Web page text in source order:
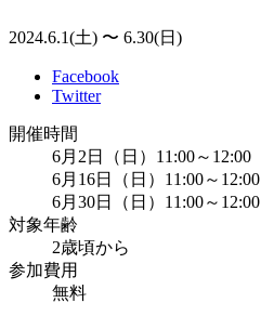
2024.6.1(土) 〜 6.30(日)
Facebook
Twitter
開催時間
6月2日（日）11:00～12:00
6月16日（日）11:00～12:00
6月30日（日）11:00～12:00
対象年齢
2歳頃から
参加費用
無料